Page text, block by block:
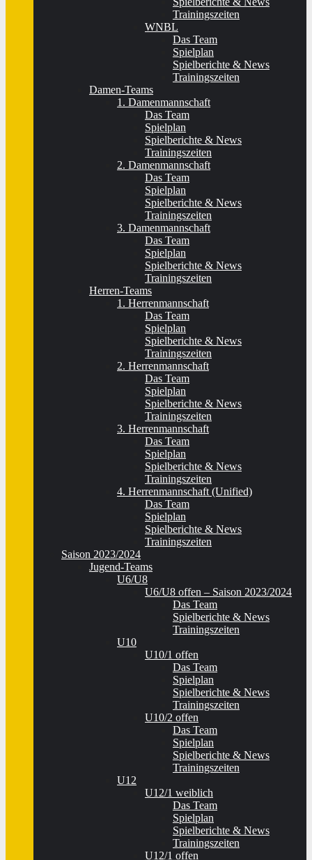
Trainingszeiten
WNBL
Das Team
Spielplan
Spielberichte & News
Trainingszeiten
Damen-Teams
1. Damenmannschaft
Das Team
Spielplan
Spielberichte & News
Trainingszeiten
2. Damenmannschaft
Das Team
Spielplan
Spielberichte & News
Trainingszeiten
3. Damenmannschaft
Das Team
Spielplan
Spielberichte & News
Trainingszeiten
Herren-Teams
1. Herrenmannschaft
Das Team
Spielplan
Spielberichte & News
Trainingszeiten
2. Herrenmannschaft
Das Team
Spielplan
Spielberichte & News
Trainingszeiten
3. Herrenmannschaft
Das Team
Spielplan
Spielberichte & News
Trainingszeiten
4. Herrenmannschaft (Unified)
Das Team
Spielplan
Spielberichte & News
Trainingszeiten
Saison 2023/2024
Jugend-Teams
U6/U8
U6/U8 offen – Saison 2023/2024
Das Team
Spielberichte & News
Trainingszeiten
U10
U10/1 offen
Das Team
Spielplan
Spielberichte & News
Trainingszeiten
U10/2 offen
Das Team
Spielplan
Spielberichte & News
Trainingszeiten
U12
U12/1 weiblich
Das Team
Spielplan
Spielberichte & News
Trainingszeiten
U12/1 offen